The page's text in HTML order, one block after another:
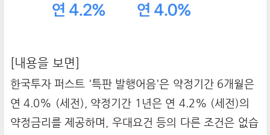
[내용을 보면]
한국투자 퍼스트 '특판 발행어음'은 약정기간 6개월은
연 4.0% (세전), 약정기간 1년은 연 4.2% (세전)의
약정금리를 제공하며, 우대요건 등의 다른 조건은 없습